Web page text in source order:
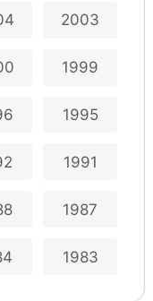
2003
1999
1995
1991
1987
1983